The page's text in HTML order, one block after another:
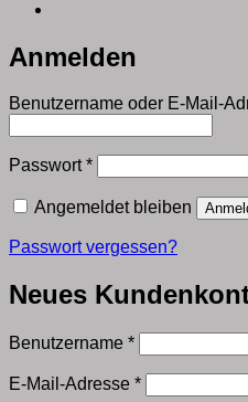
Anmelden
Benutzername oder E-Mail-
Passwort*Erforderlich
Angemeldet bleiben
Passwort vergessen?
Neues
Benutzername *Erforderlich
E-Mail-Adresse *Erforderlich